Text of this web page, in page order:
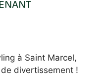
à Saint Marcel,
divertissement !